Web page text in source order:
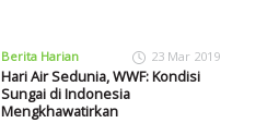
Berita Harian 23 Mar 2019
Hari Air Sedunia, WWF: Kondisi
Sungai di Indonesia
Mengkhawatirkan